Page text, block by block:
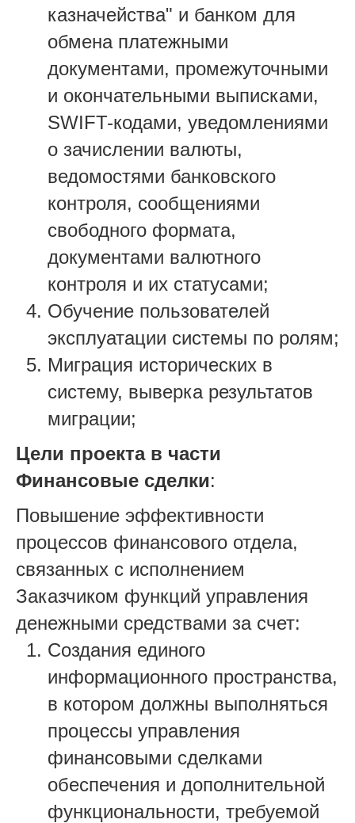
казначейства" и банком для
обмена платежными
документами, промежуточными
и окончательными выписками,
SWIFT-кодами, уведомлениями
о зачислении валюты,
ведомостями банковского
контроля, сообщениями
свободного формата,
документами валютного
контроля и их статусами;
Обучение пользователей
эксплуатации системы по ролям;
Миграция исторических в
систему, выверка результатов
миграции;
Цели проекта в части
Финансовые сделки:
Повышение эффективности
процессов финансового отдела,
связанных с исполнением
Заказчиком функций управления
денежными средствами за счет:
Создания единого
информационного пространства,
в котором должны выполняться
процессы управления
финансовыми сделками
обеспечения и дополнительной
функциональности, требуемой